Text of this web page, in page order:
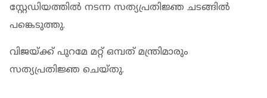
സ്റ്റേഡിയത്തില്‍ നടന്ന സത്യപ്രതിജ്ഞ ചടങ്ങില്‍
പങ്കെടുത്തു.
വിജയ്ക്ക് പുറമേ മറ്റ് ഒമ്പത് മന്ത്രിമാരും
സത്യപ്രതിജ്ഞ ചെയ്തു.